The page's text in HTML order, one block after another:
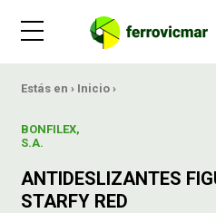
Estás en › Inicio ›
BONFILEX,
S.A.
ANTIDESLIZANTES
STARFY RED